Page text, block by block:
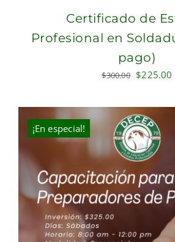
Certificado de
Profesional en
pago)
$300.00 Original
was:
$300.00.
$225.00
¡En especial!